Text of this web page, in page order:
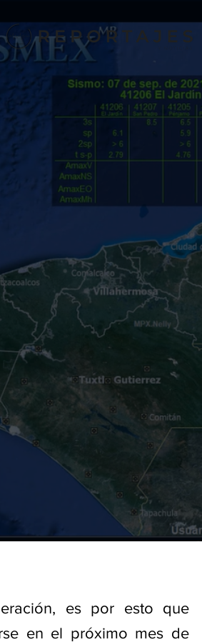
es por esto que
en el próximo mes de